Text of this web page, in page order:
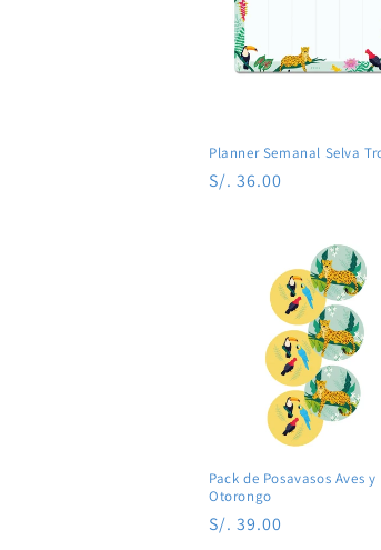
Planner Semanal Selva
Precio
S/. 36.00
Pack de Posavasos Aves y
Otorongo
Precio
S/. 39.00